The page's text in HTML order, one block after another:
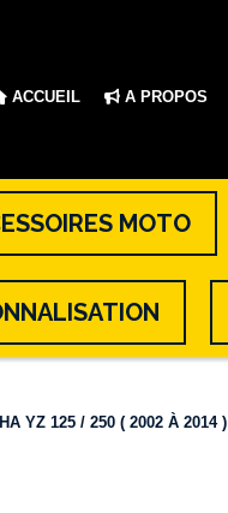
ACCUEIL A PROPOS
MOTO
YZ 125 / 250 ( 2002 À 2014 )